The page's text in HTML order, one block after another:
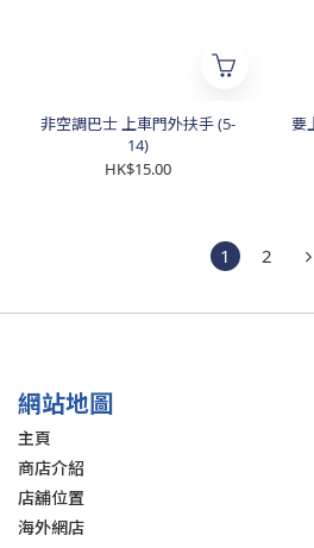
非空調巴士 上車門外扶手 (5-
14)
HK$15.00
1 2
網站地圖
主頁
商店介紹
店舖位置
海外網店